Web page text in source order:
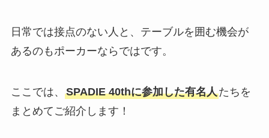
日常では接点のない人と、テーブルを囲む機会が
あるのもポーカーならではです。
ここでは、 SPADIE 40thに参加した有名人たちを
まとめてご紹介します！